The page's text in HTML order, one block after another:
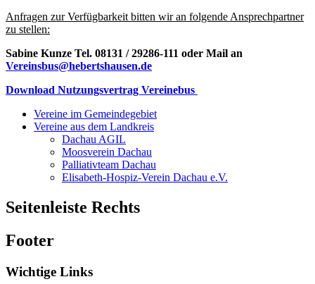
Anfragen zur Verfügbarkeit bitten wir an folgende Ansprechpartner
zu stellen:
Sabine Kunze Tel. 08131 / 29286-111 oder Mail an
Vereinsbus@hebertshausen.de
Download Nutzungsvertrag Vereinebus
Vereine im Gemeindegebiet
Vereine aus dem Landkreis
Dachau AGIL
Moosverein Dachau
Palliativteam Dachau
Elisabeth-Hospiz-Verein Dachau e.V.
Seitenleiste Rechts
Footer
Wichtige Links